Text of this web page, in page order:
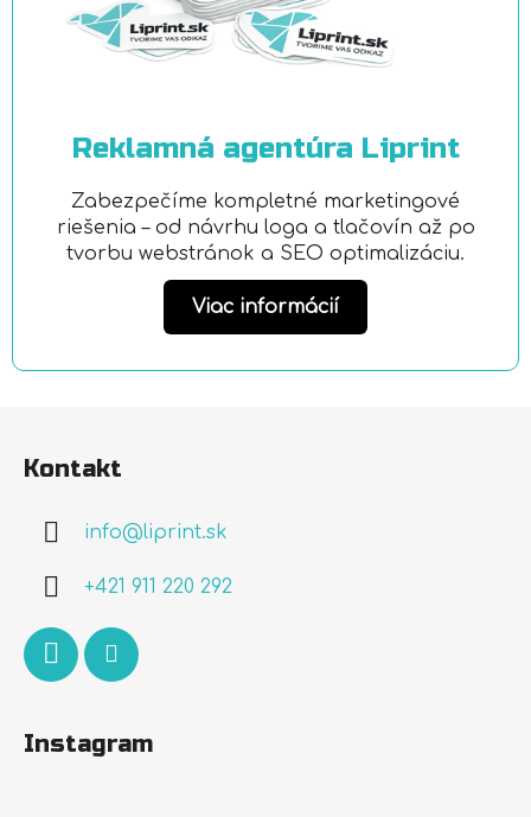
Reklamná agentúra Liprint
Zabezpečíme kompletné marketingové
riešenia – od návrhu loga a tlačovín až po
tvorbu webstránok a SEO optimalizáciu.
Viac informácií
Kontakt
info@liprint.sk
+421 911 220 292
Instagram